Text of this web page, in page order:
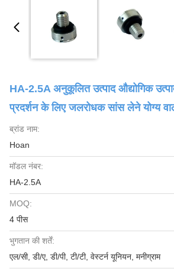
HA-2.5A अनुकूलित उत्पाद औद्योगिक
प्रदर्शन के लिए जलरोधक सांस लेने योग्य
ब्रांड नाम:
Hoan
मॉडल नंबर:
HA-2.5A
MOQ:
4 पीस
भुगतान की शर्तें:
एल/सी, डी/ए, डी/पी, टी/टी, वेस्टर्न यूनियन, मनीग्राम